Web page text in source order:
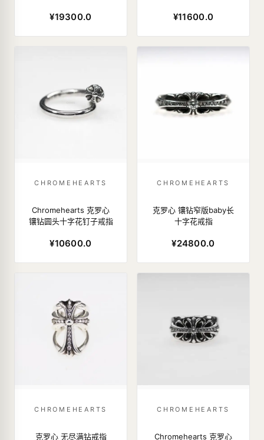
¥19300.0 ¥11600.0
CHROMEHEARTS
Chromehearts 克罗心
镶钻圆头十字花钉子戒指
¥10600.0
CHROMEHEARTS
克罗心 镶钻窄版baby长
十字花戒指
¥24800.0
CHROMEHEARTS
克罗心 无尽满钻戒指
CHROMEHEARTS
Chromehearts 克罗心